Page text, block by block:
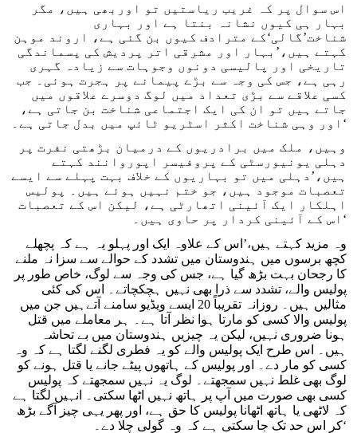
اس سوال پر کہ غریب ریاستیں تو اوربھی ہیں، مگر
بہار ہی کیوں نشانہ بنتا ہے اور بہاری
شناخت’گالی‘کے مترادف کیوں بن گئی ہے، اروند موہن
کہتے ہیں،’بہار اور مشرقی اتر پردیش کی پسماندگی
تاریخی اور پالیسی دونوں وجوہات سے زیادہ گہری
رہی ہے، جس کی وجہ سے بڑے پیمانے پر ہجرت ہوئی۔ جب
کسی علاقے سے بڑی تعداد میں لوگ دوسرے علاقوں میں
جاتے ہیں تو ان کی ایک اجتماعی شناخت بن جاتی ہے،
اور وہی شناخت اکثر اسٹریو ٹائپ میں بدل جاتی ہے۔‘
وہیں، ملک میں برادریوں کے درمیان بڑھتی نفرت پر
دہلی یونیورسٹی کے پروفیسر اپوروانند کہتے
ہیں،’دہلی میں تو بہاریوں کے خلاف بہت پہلے سے ایسے
تعصبات موجود ہیں، جو ختم نہیں ہوئے ہیں۔ پولیس
اہلکار ایک آئینی اتھارٹی ہے، لیکن اس کے تعصبات
اس کے آئینی کردار پر حاوی ہیں۔‘
وہ مزید کہتے ہیں،’اس کے علاوہ ایک اور پہلو یہ ہے کہ پچھلے
کچھ برسوں میں ہندوستان میں تشدد کے حوالے سے سزا نہ ملنے
کا رجحان بہت بڑھ گیا ہے، جس کی وجہ سے لوگ، خاص طور پر
پولیس والے، تشدد سے ذرا بھی نہیں ہچکچاتے۔ اس کی کئی
مثالیں ہیں۔ روزانہ تقریباً 20 ایسے ویڈیو سامنے آتےہیں جن میں
پولیس والا کسی کو مارتا ہوا نظر آتا ہے۔ ہر معاملے میں قتل
ہونا ضروری نہیں، لیکن یہ چیزیں ہندوستان میں بے تحاشہ
ہیں۔ اس طرح ایک پولیس والے کو یہ فطری لگنے لگتا ہے کہ وہ
کسی کو مار دے۔ اور پولیس کے ہاتھوں پیٹے جانے یا قتل ہونے کو
لوگ بھی غلط نہیں سمجھتے۔ لوگ یہ نہیں سمجھتے کہ پولیس
کسی بھی صورت میں آپ پر ہاتھ نہیں اٹھا سکتی۔ انہیں لگتا ہے
کہ لاٹھی یا ہاتھ اٹھانا پولیس کا حق ہے، اور پھر یہی چیز آگے بڑھ
کر اس حد تک جا سکتی ہے کہ وہ گولی چلا دے۔‘